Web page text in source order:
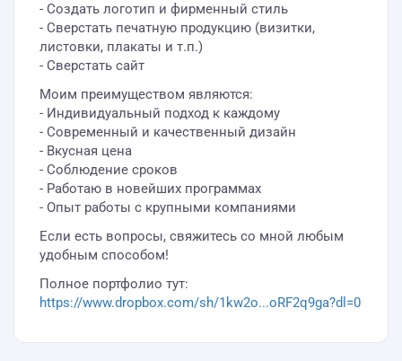
- Создать логотип и фирменный стиль
- Сверстать печатную продукцию (визитки,
листовки, плакаты и т.п.)
- Сверстать сайт
Моим преимуществом являются:
- Индивидуальный подход к каждому
- Современный и качественный дизайн
- Вкусная цена
- Соблюдение сроков
- Работаю в новейших программах
- Опыт работы с крупными компаниями
Если есть вопросы, свяжитесь со мной любым
удобным способом!
Полное портфолио тут:
https://www.dropbox.com/sh/1kw2o...oRF2q9ga?dl=0